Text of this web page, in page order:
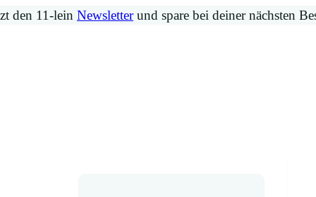
den 11-lein Newsletterund spare bei deiner nächsten